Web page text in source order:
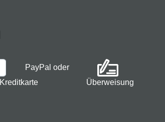
PayPal oder
Kreditkarte
Überweisung